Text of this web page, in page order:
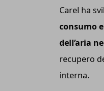
Carel ha
consumo
dell’aria
recupero
interna.